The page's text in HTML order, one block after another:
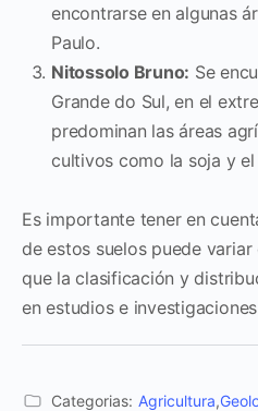
encontrarse en algunas
Paulo.
Nitossolo Bruno: Se
Grande do Sul, en el
predominan las áreas
cultivos como la soja y el
Es importante tener en
de estos suelos puede
que la clasificación y
en estudios e
Categorias: Agricultura,